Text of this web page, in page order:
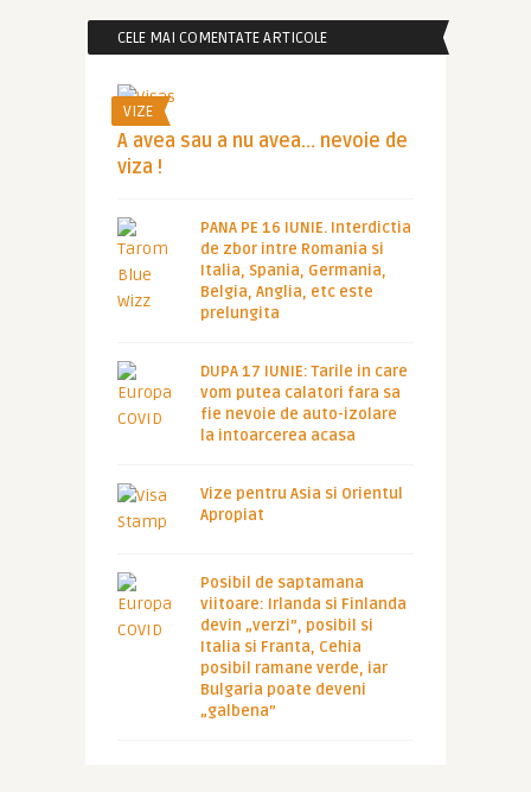
CELE MAI COMENTATE ARTICOLE
VIZE
A avea sau a nu avea… nevoie de
viza !
PANA PE 16 IUNIE. Interdictia
de zbor intre Romania si
Italia, Spania, Germania,
Belgia, Anglia, etc este
prelungita
DUPA 17 IUNIE: Tarile in care
vom putea calatori fara sa
fie nevoie de auto-izolare
la intoarcerea acasa
Vize pentru Asia si Orientul
Apropiat
Posibil de saptamana
viitoare: Irlanda si Finlanda
devin „verzi”, posibil si
Italia si Franta, Cehia
posibil ramane verde, iar
Bulgaria poate deveni
„galbena”